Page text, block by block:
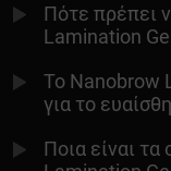
Πότε πρέπει
Lamination
Το Nanobrow
για το
Ποια είναι